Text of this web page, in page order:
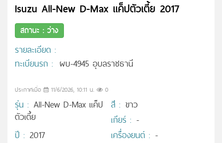
Isuzu All-New D-Max แค็ปตัวเตี้ย 2017
สถานะ : ว่าง
รายละเอียด :
ทะเบียนรถ : ผบ-4945 อุบลราชธานี
ประกาศเมื่อ 11/6/2026, 10:11 น. 0
รุ่น : All-New D-Max แค็ป
ตัวเตี้ย
สี : ขาว
เกียร์ : -
ปี : 2017 เครื่องยนต์ : -